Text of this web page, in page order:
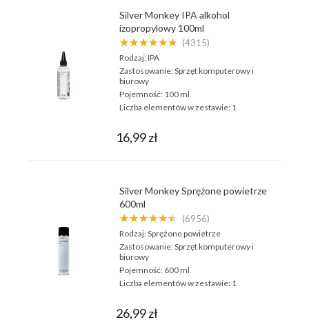
Silver Monkey IPA alkohol
izopropylowy 100ml
★★★★★★ (4315)
Rodzaj:IPA
Zastosowanie:Sprzęt komputerowy i
biurowy
Pojemność: 100 ml
Liczba elementów w zestawie: 1
16,99 zł
Silver Monkey Sprężone powietrze
600ml
★★★★★★ (6956)
Rodzaj:Sprężone powietrze
Zastosowanie:Sprzęt komputerowy i
biurowy
Pojemność: 600 ml
Liczba elementów w zestawie: 1
26,99 zł